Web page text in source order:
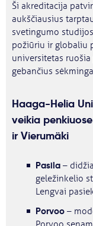
Ši akreditacija
aukščiausius
svetingumo
požiūriu ir globaliu
universitetas
gebančius
Haaga-Helia
veikia
ir Vierumäki
Pasila –
geležinkelio
Lengvai
Porvoo –